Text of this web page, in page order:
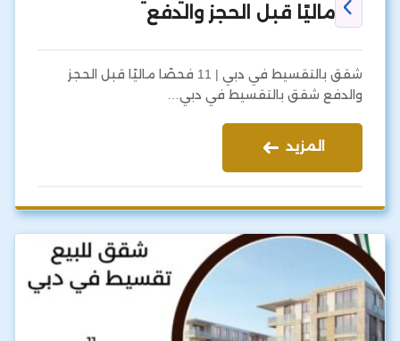
ماليًا قبل الحجز والدفع
شقق بالتقسيط في دبي | 11 فحصًا ماليًا قبل الحجز
والدفع شقق بالتقسيط في دبي…
المزيد